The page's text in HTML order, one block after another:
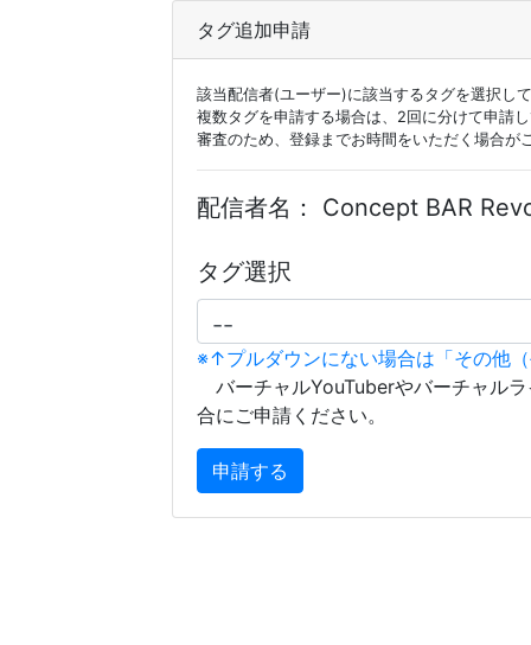
タグ追加申請
該当配信者(ユーザー)に該当するタグを選択し
複数タグを申請する場合は、2回に分けて申請
審査のため、登録までお時間をいただく場合が
配信者名： Concept BAR
タグ選択
※↑プルダウンにない場合は「その他
バーチャルYouTuberやバーチャル
合にご申請ください。
申請する